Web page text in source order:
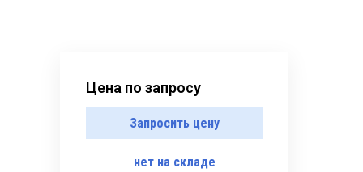
Цена по запросу
Запросить цену
нет на складе